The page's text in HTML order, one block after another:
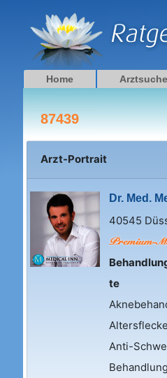
Home Arztsuche
87439
Arzt-Portrait
Dr. Med.
40545
te
Anti-